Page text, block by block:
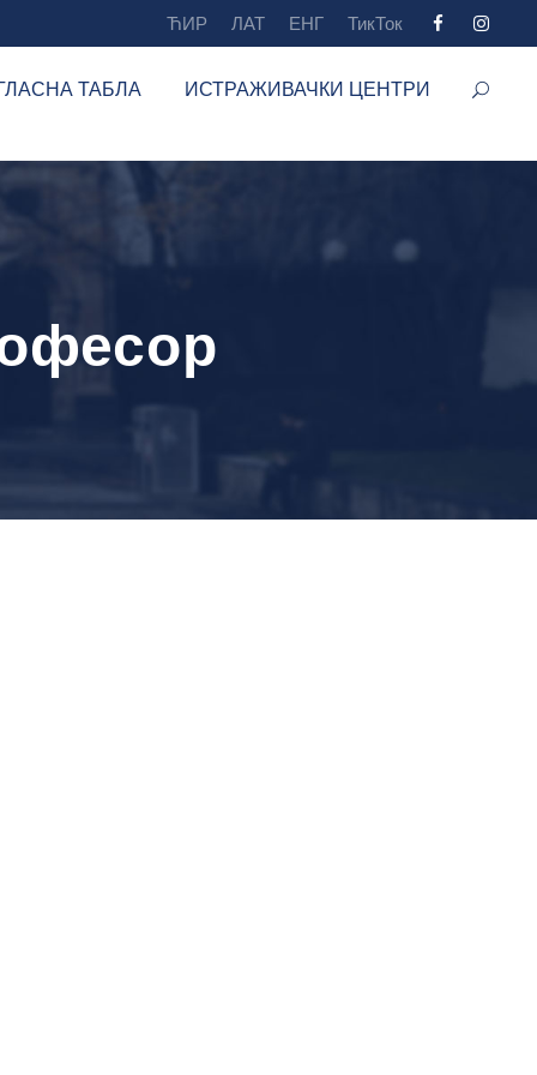
ЋИР ЛАТ ЕНГ ТикТок
ТАБЛА ИСТРАЖИВАЧКИ ЦЕНТРИ